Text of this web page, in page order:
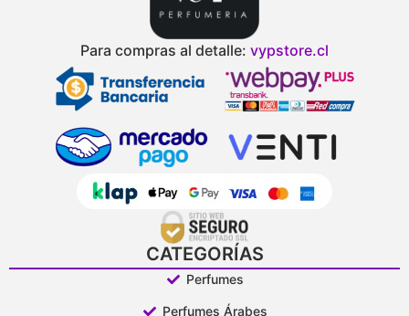
Para compras al detalle: vypstore.cl
CATEGORÍAS
Perfumes
Perfumes Árabes